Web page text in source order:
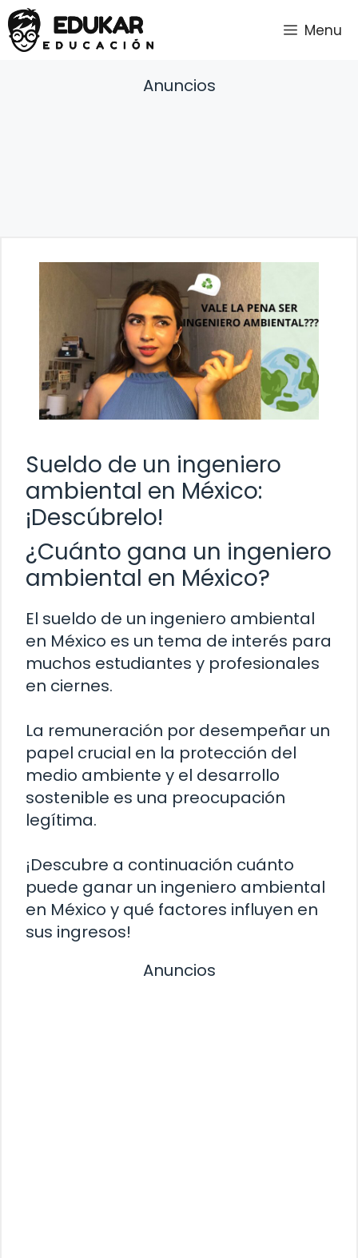
Saltar
al
contenido
Menu
Anuncios
Sueldo de un ingeniero
ambiental en México:
¡Descúbrelo!
¿Cuánto gana un ingeniero
ambiental en México?
El sueldo de un ingeniero ambiental
en México es un tema de interés para
muchos estudiantes y profesionales
en ciernes.
La remuneración por desempeñar un
papel crucial en la protección del
medio ambiente y el desarrollo
sostenible es una preocupación
legítima.
¡Descubre a continuación cuánto
puede ganar un ingeniero ambiental
en México y qué factores influyen en
sus ingresos!
Anuncios